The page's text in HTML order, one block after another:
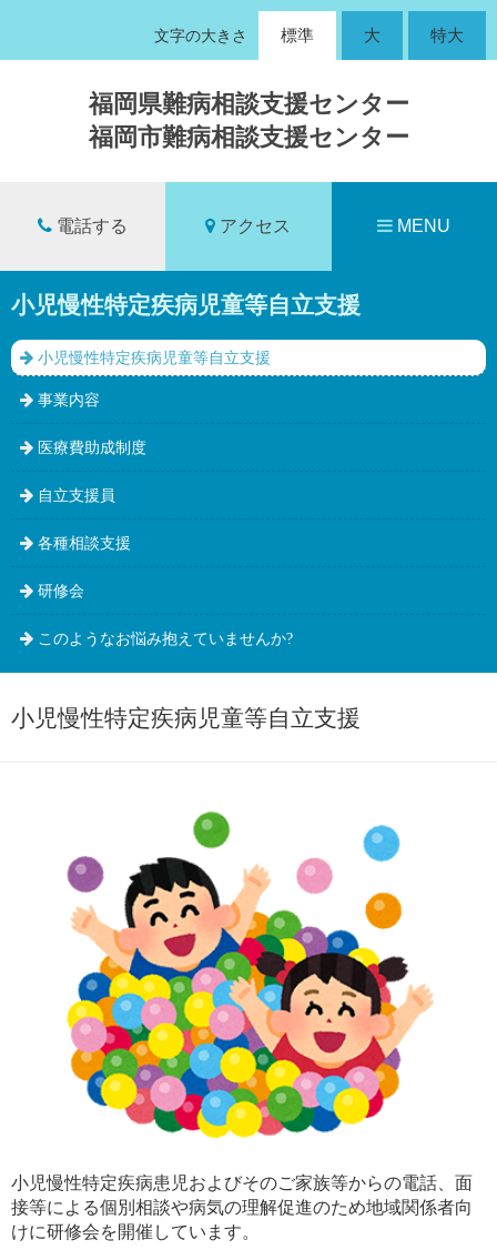
文字の大きさ 標準 大 特大
福岡県難病相談支援センター
福岡市難病相談支援センター
電話する アクセス MENU
小児慢性特定疾病児童等自立支援
小児慢性特定疾病児童等自立支援
事業内容
医療費助成制度
自立支援員
各種相談支援
研修会
このようなお悩み抱えていませんか?
小児慢性特定疾病児童等自立支援
小児慢性特定疾病患児およびそのご家族等からの電話、面
接等による個別相談や病気の理解促進のため地域関係者向
けに研修会を開催しています。